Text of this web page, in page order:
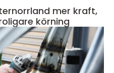
mer kraft,
körning